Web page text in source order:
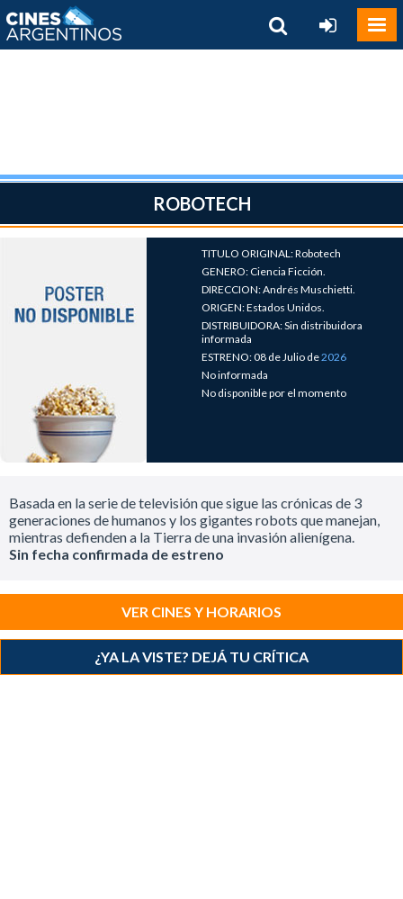
ROBOTECH
TITULO ORIGINAL: Robotech
GENERO: Ciencia Ficción.
DIRECCION: Andrés Muschietti.
ORIGEN: Estados Unidos.
DISTRIBUIDORA: Sin distribuidora
informada
ESTRENO: 08 de Julio de2026
No informada
No disponible por el momento
Basada en la serie de televisión que sigue las crónicas de 3
generaciones de humanos y los gigantes robots que manejan,
mientras defienden a la Tierra de una invasión alienígena.
Sin fecha confirmada de estreno
VER CINES Y HORARIOS
¿YA LA VISTE? DEJÁ TU CRÍTICA